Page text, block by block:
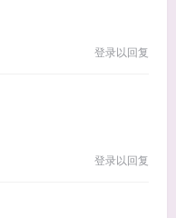
登录以回复
登录以回复